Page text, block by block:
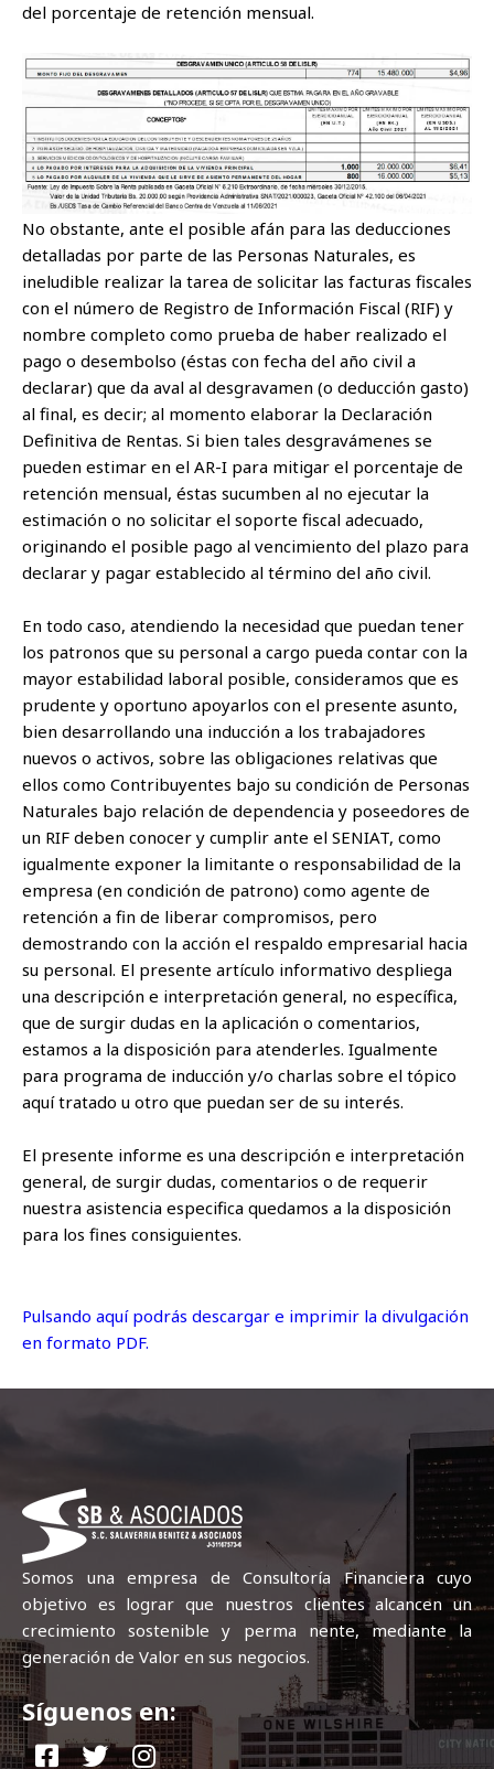
del porcentaje de retención mensual.
No obstante, ante el posible afán para las deducciones
detalladas por parte de las Personas Naturales, es
ineludible realizar la tarea de solicitar las facturas fiscales
con el número de Registro de Información Fiscal (RIF) y
nombre completo como prueba de haber realizado el
pago o desembolso (éstas con fecha del año civil a
declarar) que da aval al desgravamen (o deducción gasto)
al final, es decir; al momento elaborar la Declaración
Definitiva de Rentas. Si bien tales desgravámenes se
pueden estimar en el AR-I para mitigar el porcentaje de
retención mensual, éstas sucumben al no ejecutar la
estimación o no solicitar el soporte fiscal adecuado,
originando el posible pago al vencimiento del plazo para
declarar y pagar establecido al término del año civil.
En todo caso, atendiendo la necesidad que puedan tener
los patronos que su personal a cargo pueda contar con la
mayor estabilidad laboral posible, consideramos que es
prudente y oportuno apoyarlos con el presente asunto,
bien desarrollando una inducción a los trabajadores
nuevos o activos, sobre las obligaciones relativas que
ellos como Contribuyentes bajo su condición de Personas
Naturales bajo relación de dependencia y poseedores de
un RIF deben conocer y cumplir ante el SENIAT, como
igualmente exponer la limitante o responsabilidad de la
empresa (en condición de patrono) como agente de
retención a fin de liberar compromisos, pero
demostrando con la acción el respaldo empresarial hacia
su personal. El presente artículo informativo despliega
una descripción e interpretación general, no específica,
que de surgir dudas en la aplicación o comentarios,
estamos a la disposición para atenderles. Igualmente
para programa de inducción y/o charlas sobre el tópico
aquí tratado u otro que puedan ser de su interés.
El presente informe es una descripción e interpretación
general, de surgir dudas, comentarios o de requerir
nuestra asistencia especifica quedamos a la disposición
para los fines consiguientes.
Pulsando aquí podrás descargar e imprimir la divulgación
en formato PDF.
Somos una empresa de Consultoría Financiera cuyo
objetivo es lograr que nuestros clientes alcancen un
crecimiento sostenible y perma nente, mediante la
generación de Valor en sus negocios.
Síguenos en: